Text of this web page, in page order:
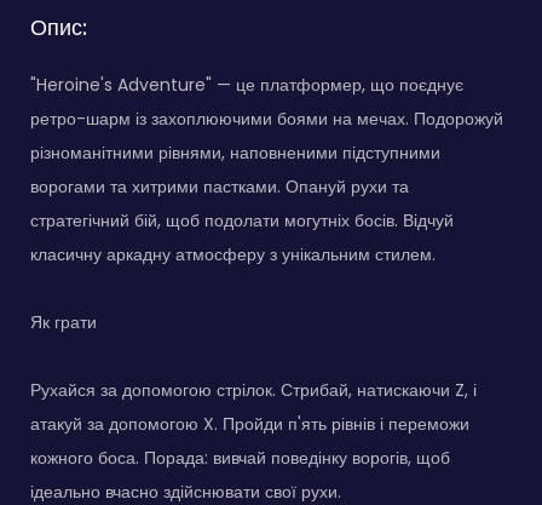
Опис:
"Heroine's Adventure" — це платформер, що поєднує
ретро-шарм із захоплюючими боями на мечах. Подорожуй
різноманітними рівнями, наповненими підступними
ворогами та хитрими пастками. Опануй рухи та
стратегічний бій, щоб подолати могутніх босів. Відчуй
класичну аркадну атмосферу з унікальним стилем.
Як грати
Рухайся за допомогою стрілок. Стрибай, натискаючи Z, і
атакуй за допомогою X. Пройди п'ять рівнів і переможи
кожного боса. Порада: вивчай поведінку ворогів, щоб
ідеально вчасно здійснювати свої рухи.